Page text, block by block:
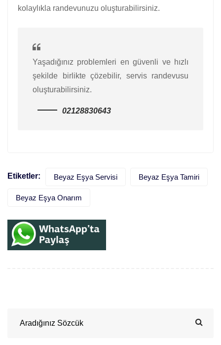
kolaylıkla randevunuzu oluşturabilirsiniz.
Yaşadığınız problemleri en güvenli ve hızlı
şekilde birlikte çözebilir, servis randevusu
oluşturabilirsiniz.
02128830643
Etiketler: Beyaz Eşya Servisi Beyaz Eşya Tamiri
Beyaz Eşya Onarım